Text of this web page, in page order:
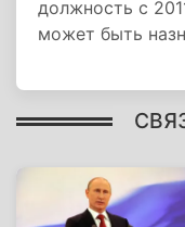
должность с
может быть